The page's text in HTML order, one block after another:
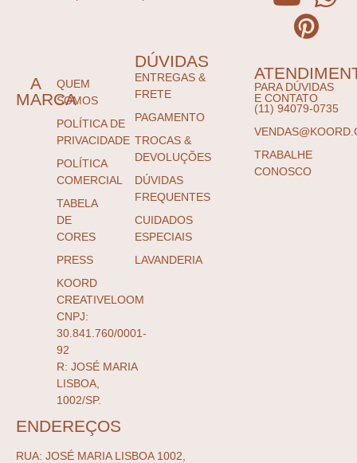
A
MARCA
QUEM
SOMOS
POLÍTICA DE
PRIVACIDADE
POLÍTICA
COMERCIAL
TABELA
DE
CORES
PRESS
KOORD
CREATIVELOOM
CNPJ:
30.841.760/0001-
92
R: JOSÉ MARIA
LISBOA,
1002/SP.
DÚVIDAS
ENTREGAS &
FRETE
PAGAMENTO
TROCAS &
DEVOLUÇÕES
DÚVIDAS
FREQUENTES
CUIDADOS
ESPECIAIS
LAVANDERIA
PARA DÚVIDAS
E CONTATO
(11) 94079-0735
TRABALHE
CONOSCO
ENDEREÇOS
RUA: JOSÉ MARIA LISBOA 1002,